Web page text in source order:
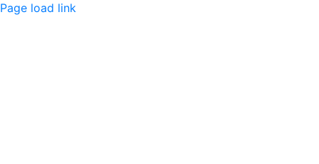
Page load link